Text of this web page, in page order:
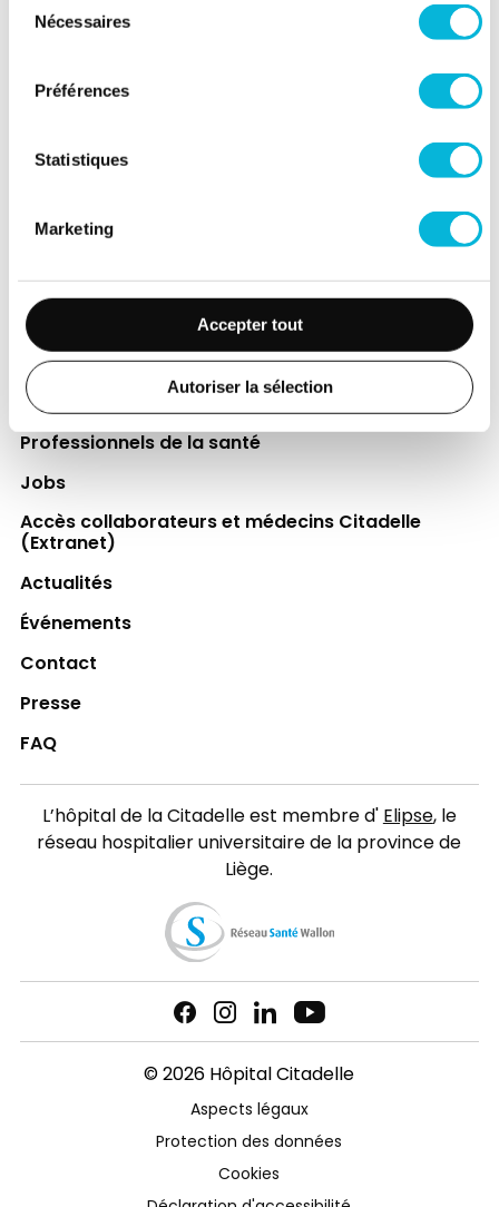
Nécessaires
Préférences
Statistiques
Marketing
Accepter tout
Autoriser la sélection
Soutenez notre Fondation
financer des projets qui améliorent
leurs proches.
Découvrir la Fondation
Espace Patient
Professionnels de la santé
Jobs
Accès collaborateurs et médecins Citadelle
(Extranet)
Actualités
Événements
Contact
Presse
FAQ
L’hôpital de la Citadelle est membre d'Elipse, le
réseau hospitalier universitaire de la province de
Liège.
© 2026 Hôpital Citadelle
Aspects légaux
Protection des données
Cookies